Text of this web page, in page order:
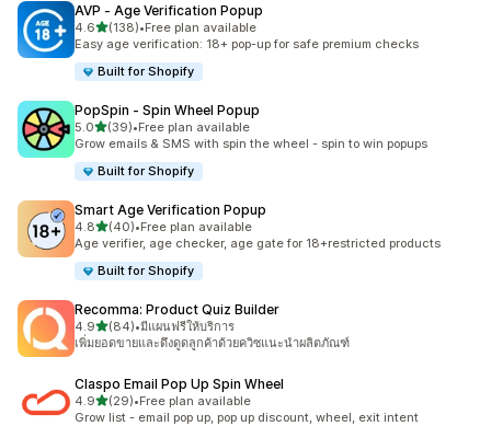
AVP ‑ Age Verification Popup
4.6เต็ม 5 ดาว
(138)
ทั้งหมด 138 รีวิว
•Free plan available
Easy age verification: 18+ pop-up for safe premium checks
Built for Shopify
PopSpin ‑ Spin Wheel Popup
5.0เต็ม 5 ดาว
(39)
ทั้งหมด 39 รีวิว
•Free plan available
Grow emails & SMS with spin the wheel - spin to win popups
Built for Shopify
Smart Age Verification Popup
4.8เต็ม 5 ดาว
(40)
ทั้งหมด 40 รีวิว
•Free plan available
Age verifier, age checker, age gate for 18+restricted products
Built for Shopify
Recomma: Product Quiz Builder
4.9เต็ม 5 ดาว
(84)
ทั้งหมด 84 รีวิว
•มีแผนฟรีให้บริการ
เพิ่มยอดขายและดึงดูดลูกค้าด้วยควิซแนะนำผลิตภัณฑ์
Claspo Email Pop Up Spin Wheel
4.9เต็ม 5 ดาว
(29)
ทั้งหมด 29 รีวิว
•Free plan available
Grow list - email pop up, pop up discount, wheel, exit intent